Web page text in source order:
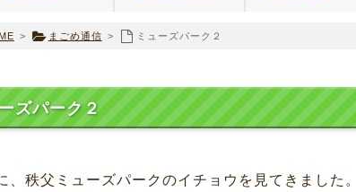
> まごめ通信 > ミューズパーク２
ズパーク２
、秩父ミューズパークのイチョウを見てきました。